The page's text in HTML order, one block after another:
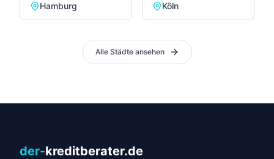
Hamburg Köln
Alle Städte ansehen
der-kreditberater.de